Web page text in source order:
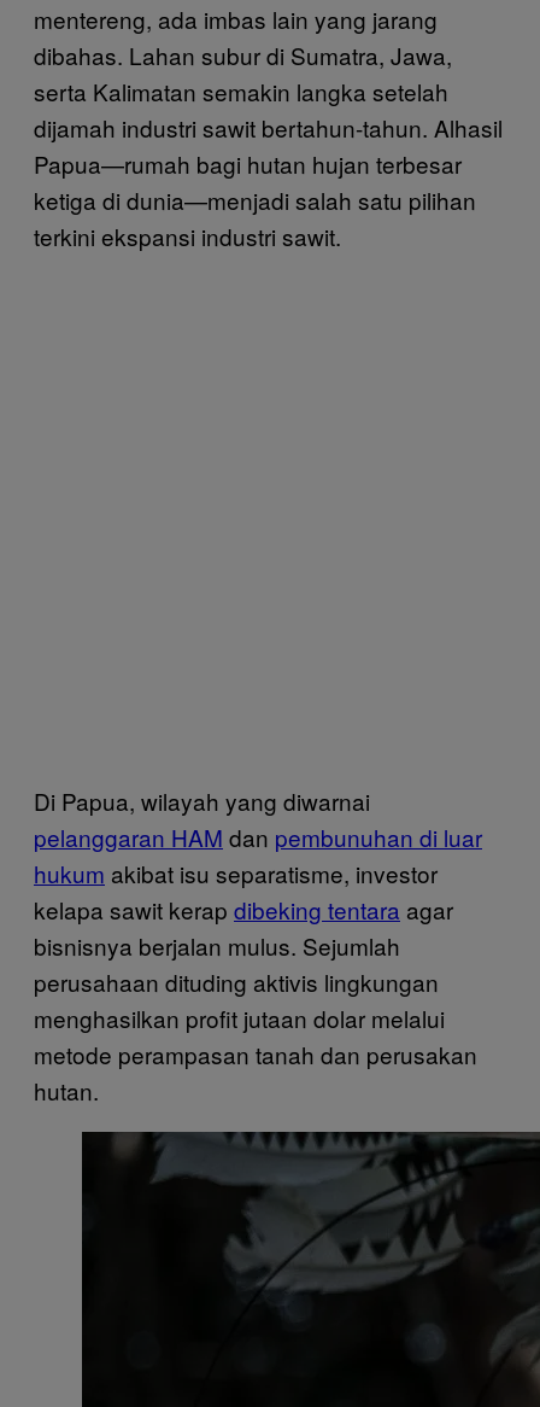
mentereng, ada imbas lain yang jarang
dibahas. Lahan subur di Sumatra, Jawa,
serta Kalimatan semakin langka setelah
dijamah industri sawit bertahun-tahun. Alhasil
Papua—rumah bagi hutan hujan terbesar
ketiga di dunia—menjadi salah satu pilihan
terkini ekspansi industri sawit.
Di Papua, wilayah yang diwarnai
pelanggaran HAM dan pembunuhan di luar
hukum akibat isu separatisme, investor
kelapa sawit kerap dibeking tentara agar
bisnisnya berjalan mulus. Sejumlah
perusahaan dituding aktivis lingkungan
menghasilkan profit jutaan dolar melalui
metode perampasan tanah dan perusakan
hutan.